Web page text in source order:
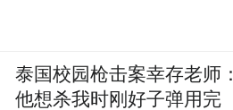
泰国校园枪击案幸存老师：
他想杀我时刚好子弹用完